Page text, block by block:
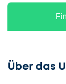
Über das